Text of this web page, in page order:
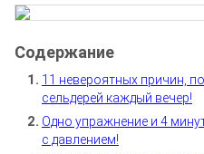
11 невероятных причин,
сельдерей каждый вечер!
Одно упражнение и 4
с давлением!